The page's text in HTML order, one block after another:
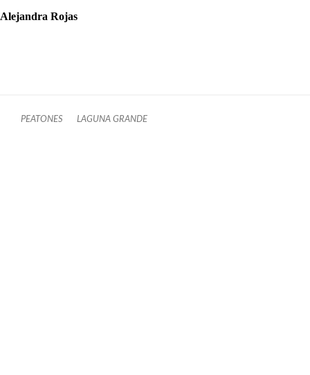
Alejandra Rojas
PEATONES LAGUNA GRANDE